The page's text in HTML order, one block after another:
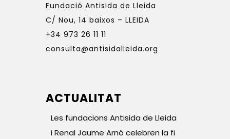
Fundació Antisida de Lleida
C/ Nou, 14 baixos – LLEIDA
+34 973 26 11 11
consulta@antisidalleida.org
ACTUALITAT
Les fundacions Antisida de Lleida
i Renal Jaume Arnó celebren la fi